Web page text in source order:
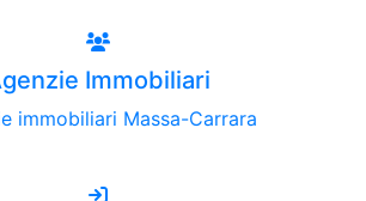
Immobiliari
immobiliari Massa-Carrara